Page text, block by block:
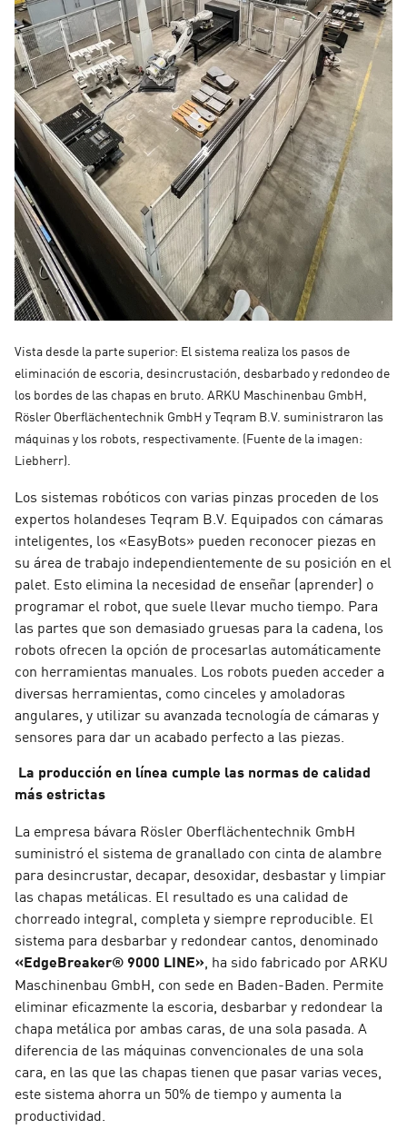
Vista desde la parte superior: El sistema realiza los pasos de
eliminación de escoria, desincrustación, desbarbado y redondeo de
los bordes de las chapas en bruto. ARKU Maschinenbau GmbH,
Rösler Oberflächentechnik GmbH y Teqram B.V. suministraron las
máquinas y los robots, respectivamente. (Fuente de la imagen:
Liebherr).
Los sistemas robóticos con varias pinzas proceden de los
expertos holandeses Teqram B.V. Equipados con cámaras
inteligentes, los «EasyBots» pueden reconocer piezas en
su área de trabajo independientemente de su posición en el
palet. Esto elimina la necesidad de enseñar (aprender) o
programar el robot, que suele llevar mucho tiempo. Para
las partes que son demasiado gruesas para la cadena, los
robots ofrecen la opción de procesarlas automáticamente
con herramientas manuales. Los robots pueden acceder a
diversas herramientas, como cinceles y amoladoras
angulares, y utilizar su avanzada tecnología de cámaras y
sensores para dar un acabado perfecto a las piezas.
La producción en línea cumple las normas de calidad
más estrictas
La empresa bávara Rösler Oberflächentechnik GmbH
suministró el sistema de granallado con cinta de alambre
para desincrustar, decapar, desoxidar, desbastar y limpiar
las chapas metálicas. El resultado es una calidad de
chorreado integral, completa y siempre reproducible. El
sistema para desbarbar y redondear cantos, denominado
«EdgeBreaker® 9000 LINE» , ha sido fabricado por ARKU
Maschinenbau GmbH, con sede en Baden-Baden. Permite
eliminar eficazmente la escoria, desbarbar y redondear la
chapa metálica por ambas caras, de una sola pasada. A
diferencia de las máquinas convencionales de una sola
cara, en las que las chapas tienen que pasar varias veces,
este sistema ahorra un 50% de tiempo y aumenta la
productividad.